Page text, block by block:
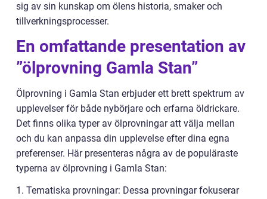
sig av sin kunskap om ölens historia, smaker och
tillverkningsprocesser.
En omfattande presentation av
”ölprovning Gamla Stan”
Ölprovning i Gamla Stan erbjuder ett brett spektrum av
upplevelser för både nybörjare och erfarna öldrickare.
Det finns olika typer av ölprovningar att välja mellan
och du kan anpassa din upplevelse efter dina egna
preferenser. Här presenteras några av de populäraste
typerna av ölprovning i Gamla Stan:
1. Tematiska provningar: Dessa provningar fokuserar